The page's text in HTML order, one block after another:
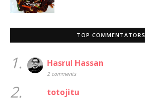
TOP COMMENTATORS
1. Hasrul Hassan
2 comments
2. totojitu